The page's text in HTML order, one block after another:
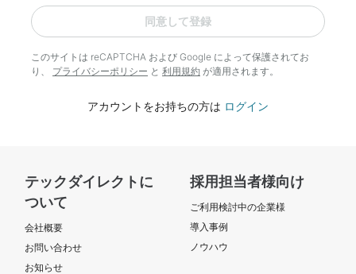
同意して登録
このサイトは reCAPTCHA および Google によって保護されてお
り、 プライバシーポリシー と 利用規約 が適用されます。
アカウントをお持ちの方は ログイン
テックダイレクトに
ついて
会社概要
お問い合わせ
お知らせ
採用担当者様向け
ご利用検討中の企業様
導入事例
ノウハウ